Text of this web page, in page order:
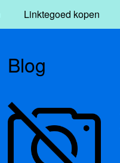
Linktegoed kopen
Blog